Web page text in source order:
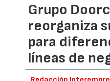
Grupo
reorganiza
para
líneas de